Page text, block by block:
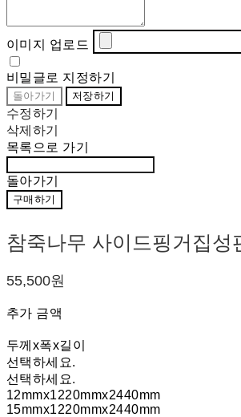
이미지 업로드
비밀글로 지정하기
돌아가기 저장하기
수정하기
삭제하기
목록으로 가기
돌아가기
구매하기
참죽나무 사이드핑거집성
55,500원
추가 금액
두께x폭x길이
선택하세요.
선택하세요.
12mmx1220mmx2440mm
15mmx1220mmx2440mm